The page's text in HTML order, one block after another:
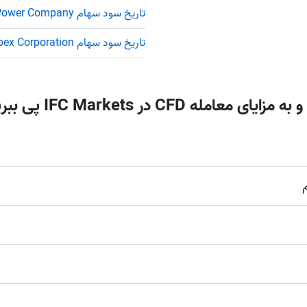
تاریخ سود سهام Tokyo Electric Power Company
تاریخ سود سهام Inpex Corporation